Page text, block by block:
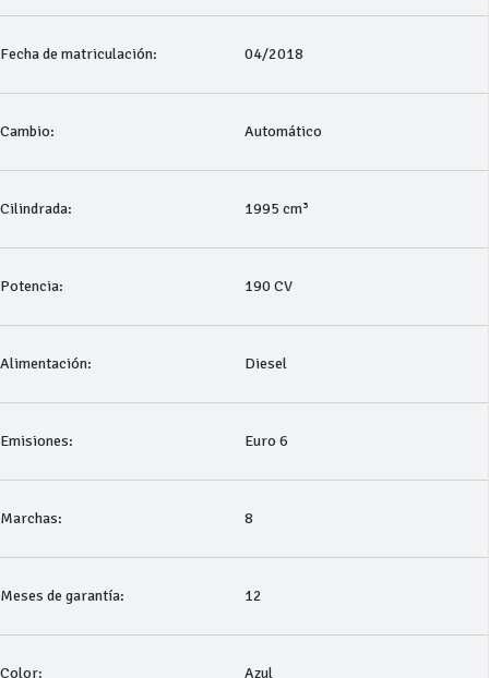
Fecha de matriculación: 04/2018
Cambio: Automático
Cilindrada: 1995 cm³
Potencia: 190 CV
Alimentación: Diesel
Emisiones: Euro 6
Marchas: 8
Meses de garantía: 12
Color: Azul